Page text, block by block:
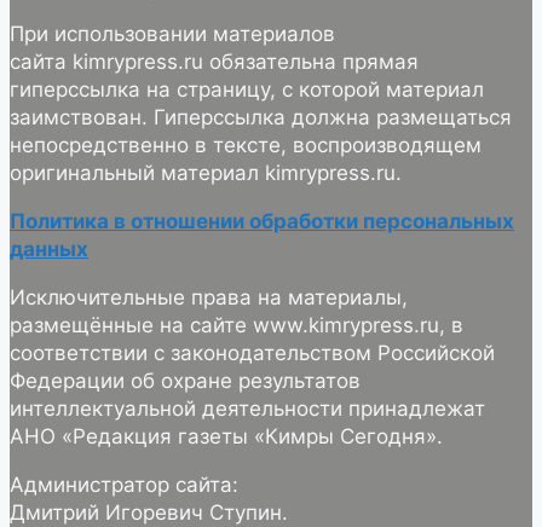
При использовании материалов
сайта kimrypress.ru обязательна прямая
гиперссылка на страницу, с которой материал
заимствован. Гиперссылка должна размещаться
непосредственно в тексте, воспроизводящем
оригинальный материал kimrypress.ru.
Политика в отношении обработки персональных
данных
Исключительные права на материалы,
размещённые на сайте www.kimrypress.ru, в
соответствии с законодательством Российской
Федерации об охране результатов
интеллектуальной деятельности принадлежат
АНО «Редакция газеты «Кимры Сегодня».
Администратор сайта:
Дмитрий Игоревич Ступин.